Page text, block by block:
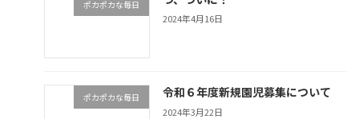
ポカポカな毎日
2024年4月16日
ポカポカな毎日 令和６年度新規園児募集について
2024年3月22日